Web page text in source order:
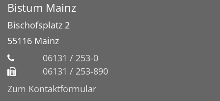
Bistum Mainz
Bischofsplatz 2
55116 Mainz
06131 / 253-0
06131 / 253-890
Zum Kontaktformular